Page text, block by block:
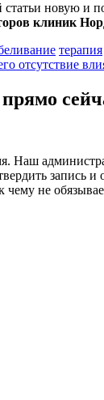
новую и
клиник
терапия
отсутствие
Наш
запись и
не